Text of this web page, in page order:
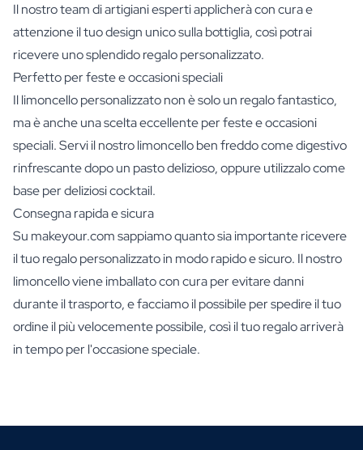
Il nostro team di artigiani esperti applicherà con cura e
attenzione il tuo design unico sulla bottiglia, così potrai
ricevere uno splendido regalo personalizzato.
Perfetto per feste e occasioni speciali
Il limoncello personalizzato non è solo un regalo fantastico,
ma è anche una scelta eccellente per feste e occasioni
speciali. Servi il nostro limoncello ben freddo come digestivo
rinfrescante dopo un pasto delizioso, oppure utilizzalo come
base per deliziosi cocktail.
Consegna rapida e sicura
Su makeyour.com sappiamo quanto sia importante ricevere
il tuo regalo personalizzato in modo rapido e sicuro. Il nostro
limoncello viene imballato con cura per evitare danni
durante il trasporto, e facciamo il possibile per spedire il tuo
ordine il più velocemente possibile, così il tuo regalo arriverà
in tempo per l'occasione speciale.